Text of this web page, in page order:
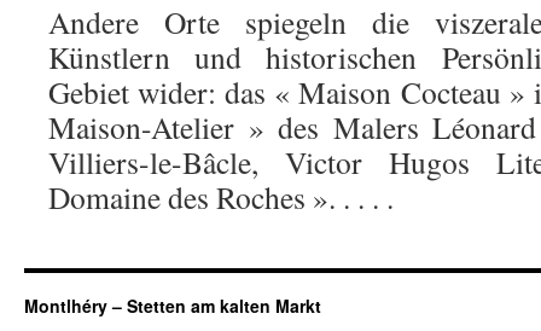
Andere Orte spiegeln die
Künstlern und historischen
Gebiet wider: das « Maison Cocteau
Maison-Atelier » des Malers
Villiers-le-Bâcle, Victor Hugos
Domaine des Roches ». . . . .
Montlhéry – Stetten am kalten Markt